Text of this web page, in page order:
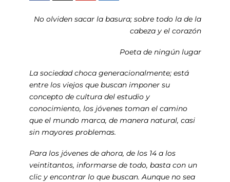
No olviden sacar la basura; sobre todo la de la
cabeza y el corazón
Poeta de ningún lugar
La sociedad choca generacionalmente; está
entre los viejos que buscan imponer su
concepto de cultura del estudio y
conocimiento, los jóvenes toman el camino
que el mundo marca, de manera natural, casi
sin mayores problemas.
Para los jóvenes de ahora, de los 14 a los
veintitantos, informarse de todo, basta con un
clic y encontrar lo que buscan. Aunque no sea